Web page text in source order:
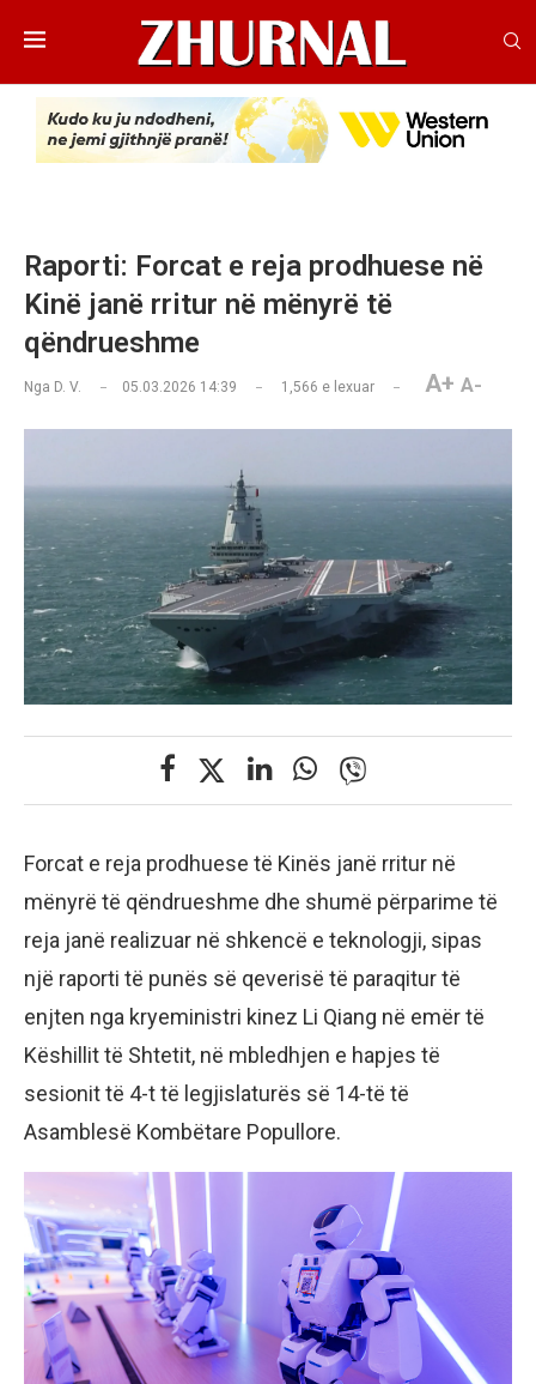
Raporti: Forcat e reja prodhuese në
Kinë janë rritur në mënyrë të
qëndrueshme
Nga D. V. 05.03.2026 14:39 1,566 e lexuar A+ A-
Forcat e reja prodhuese të Kinës janë rritur në
mënyrë të qëndrueshme dhe shumë përparime të
reja janë realizuar në shkencë e teknologji, sipas
një raporti të punës së qeverisë të paraqitur të
enjten nga kryeministri kinez Li Qiang në emër të
Këshillit të Shtetit, në mbledhjen e hapjes të
sesionit të 4-t të legjislaturës së 14-të të
Asamblesë Kombëtare Popullore.